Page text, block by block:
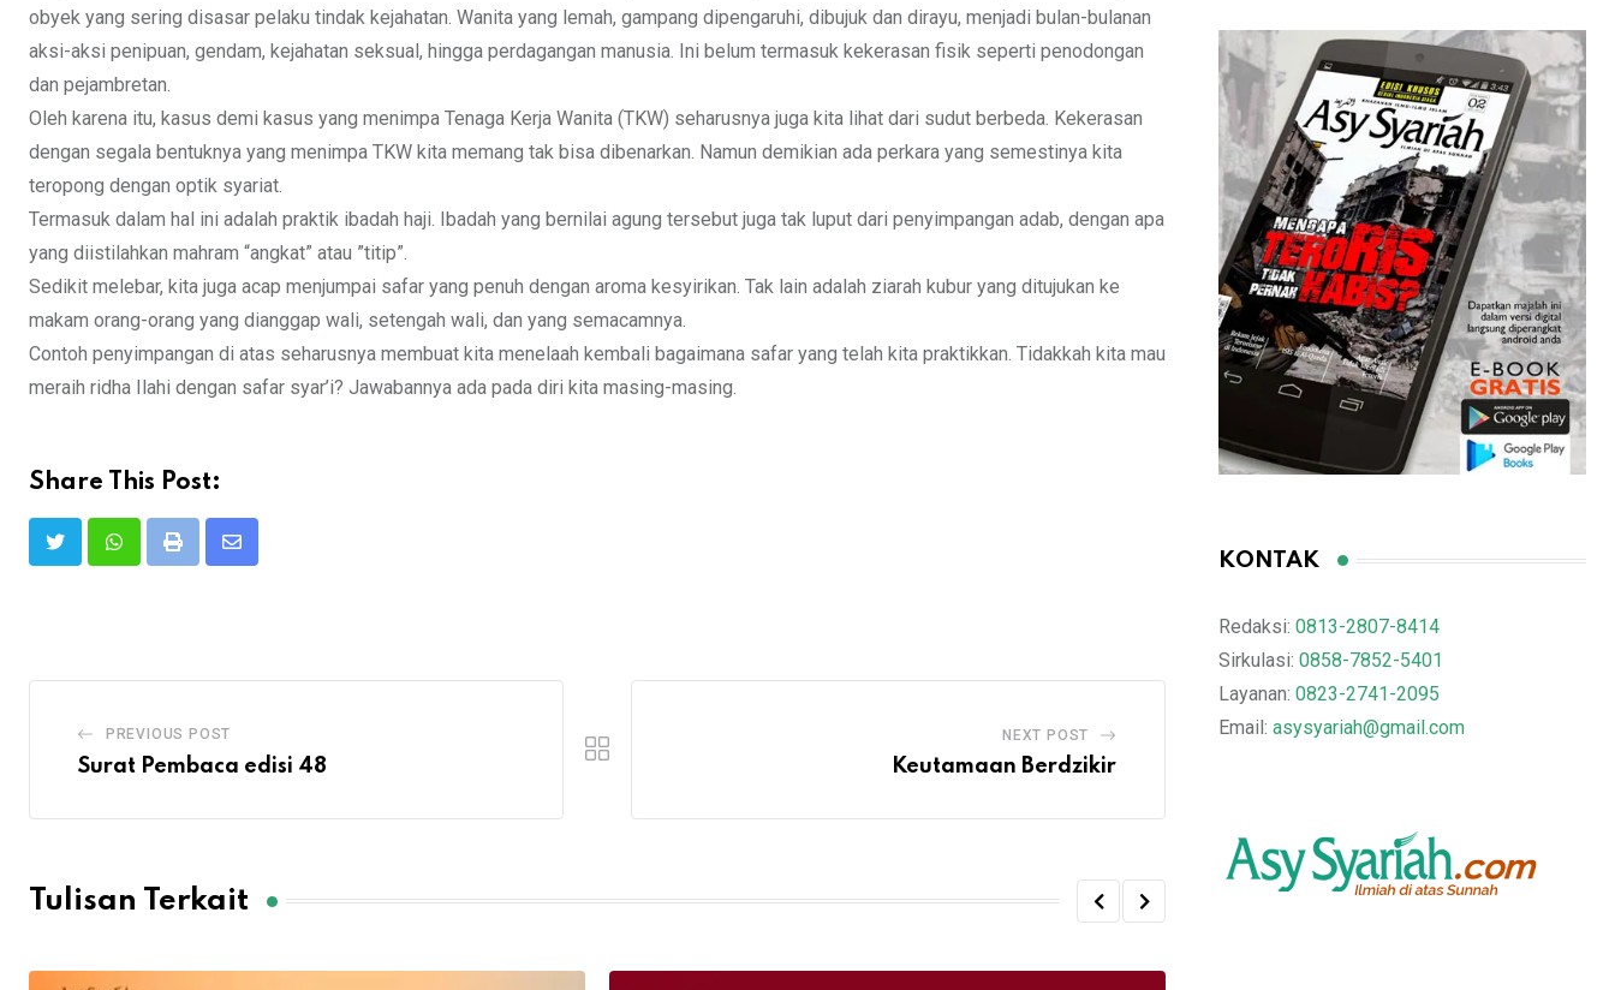
obyek yang sering disasar pelaku tindak kejahatan. Wanita yang lemah, gampang dipengaruhi, dibujuk dan dirayu, menjadi bulan-bulanan
aksi-aksi penipuan, gendam, kejahatan seksual, hingga perdagangan manusia. Ini belum termasuk kekerasan fisik seperti penodongan
dan pejambretan.
Oleh karena itu, kasus demi kasus yang menimpa Tenaga Kerja Wanita (TKW) seharusnya juga kita lihat dari sudut berbeda. Kekerasan
dengan segala bentuknya yang menimpa TKW kita memang tak bisa dibenarkan. Namun demikian ada perkara yang semestinya kita
teropong dengan optik syariat.
Termasuk dalam hal ini adalah praktik ibadah haji. Ibadah yang bernilai agung tersebut juga tak luput dari penyimpangan adab, dengan apa
yang diistilahkan mahram “angkat” atau ”titip”.
Sedikit melebar, kita juga acap menjumpai safar yang penuh dengan aroma kesyirikan. Tak lain adalah ziarah kubur yang ditujukan ke
makam orang-orang yang dianggap wali, setengah wali, dan yang semacamnya.
Contoh penyimpangan di atas seharusnya membuat kita menelaah kembali bagaimana safar yang telah kita praktikkan. Tidakkah kita mau
meraih ridha Ilahi dengan safar syar’i? Jawabannya ada pada diri kita masing-masing.
Share This Post:
Print
Share
PREVIOUS POST
Surat Pembaca edisi 48
NEXT POST
Keutamaan Berdzikir
Tulisan Terkait
KONTAK
Redaksi: 0813-2807-8414
Sirkulasi: 0858-7852-5401
Layanan: 0823-2741-2095
Email: asysyariah@gmail.com